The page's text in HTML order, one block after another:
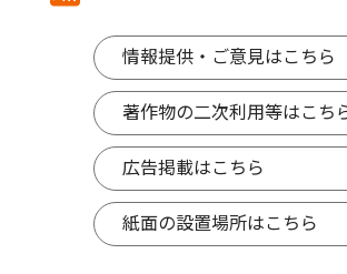
情報提供・ご意見はこちら
著作物の二次利用等はこち
広告掲載はこちら
紙面の設置場所はこちら